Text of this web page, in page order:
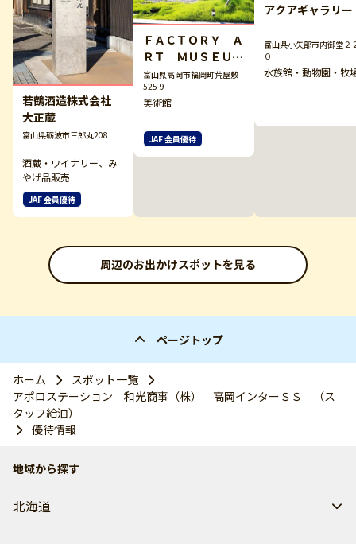
若鶴酒造株式会社
大正蔵
富山県砺波市三郎丸208
酒蔵・ワイナリー、み
やげ品販売
JAF 会員優待
ＦＡＣＴＯＲＹ Ａ
ＲＴ ＭＵＳＥＵ
Ｍ ＴＯＹＡＭＡ
富山県高岡市福岡町荒屋敷
525-9
美術館
JAF 会員優待
アクアギャラリー
富山県小矢部市内御堂２
０
水族館・動物園・牧
周辺のお出かけスポットを見る
ページトップ
ホーム
スポット一覧
アポロステーション 和光商事（株） 高岡インターＳＳ （ス
タッフ給油）
優待情報
地域から探す
北海道